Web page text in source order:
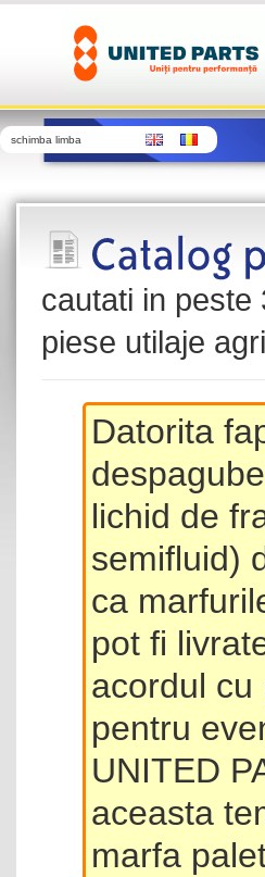
schimba limba
cautati in peste
piese utilaje
Datorita
lichid de
semifluid)
ca
pot fi
acordul cu
pentru
UNITED
aceasta
marfa